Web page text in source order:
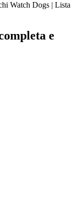
Watch Dogs | Lista
e